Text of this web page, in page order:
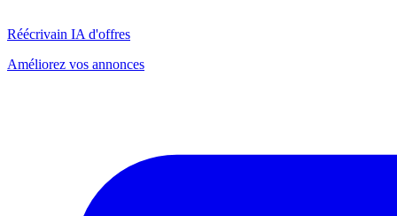
Réécrivain IA d'offres
Améliorez vos annonces